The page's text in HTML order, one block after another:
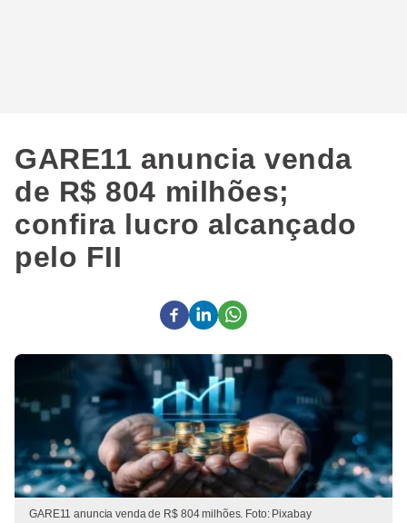
GARE11 anuncia venda
de R$ 804 milhões;
confira lucro alcançado
pelo FII
GARE11 anuncia venda de R$ 804 milhões. Foto: Pixabay